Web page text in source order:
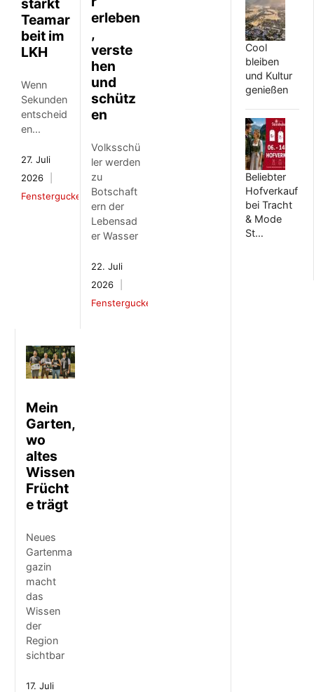
stärkt
Teamar
beit im
LKH
Wenn
Sekunden
entscheid
en...
27. Juli
2026
Fenstergucker
erleben
,
verste
hen
und
schütz
en
Volksschü
ler werden
zu
Botschaft
ern der
Lebensad
er Wasser
22. Juli
2026
Fenstergucker
Mein
Garten,
wo
altes
Wissen
Frücht
e trägt
Neues
Gartenma
gazin
macht
das
Wissen
der
Region
sichtbar
17. Juli
Cool
bleiben
und Kultur
genießen
Beliebter
Hofverkauf
bei Tracht
& Mode
St…